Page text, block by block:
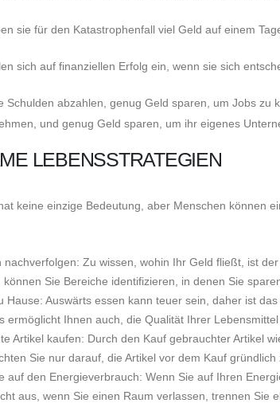
sie für den Katastrophenfall viel Geld auf einem
sich auf finanziellen Erfolg ein, wenn sie sich
Schulden abzahlen, genug Geld sparen, um Jobs
und genug Geld sparen, um ihr eigenes
LEBENSSTRATEGIEN
keine einzige Bedeutung, aber Menschen können
nachverfolgen: Zu wissen, wohin Ihr Geld fließt, ist
können Sie Bereiche identifizieren, in denen Sie
Hause: Auswärts essen kann teuer sein, daher ist
ermöglicht Ihnen auch, die Qualität Ihrer
Artikel kaufen: Durch den Kauf gebrauchter Artikel
Sie nur darauf, die Artikel vor dem Kauf gründlich
auf den Energieverbrauch: Wenn Sie auf Ihren
aus, wenn Sie einen Raum verlassen, trennen Sie